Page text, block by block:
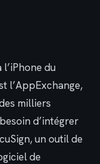
du
l’AppExchange,
milliers
d’intégrer
un outil de
de